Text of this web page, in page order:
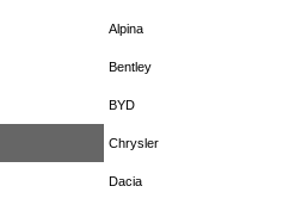
Alpina
Bentley
BYD
Chrysler
Dacia